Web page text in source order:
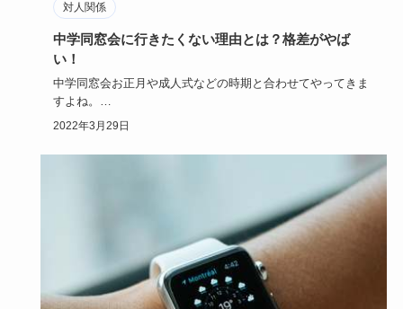
対人関係
中学同窓会に行きたくない理由とは？格差がやば
い！
中学同窓会お正月や成人式などの時期と合わせてやってきま
すよね。
しかし、なかなか参加しない人や、参加したがらない人も沢
2022年3月29日